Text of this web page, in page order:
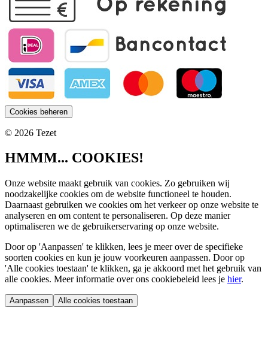
Cookies beheren
© 2026 Tezet
HMMM... COOKIES!
Onze website maakt gebruik van cookies. Zo gebruiken wij
noodzakelijke cookies om de website functioneel te houden.
Daarnaast gebruiken we cookies om het verkeer op onze website te
analyseren en om content te personaliseren. Op deze manier
optimaliseren we de gebruikerservaring op onze website.
Door op 'Aanpassen' te klikken, lees je meer over de specifieke
soorten cookies en kun je jouw voorkeuren aanpassen. Door op
'Alle cookies toestaan' te klikken, ga je akkoord met het gebruik van
alle cookies. Meer informatie over ons cookiebeleid lees je hier.
Aanpassen Alle cookies toestaan